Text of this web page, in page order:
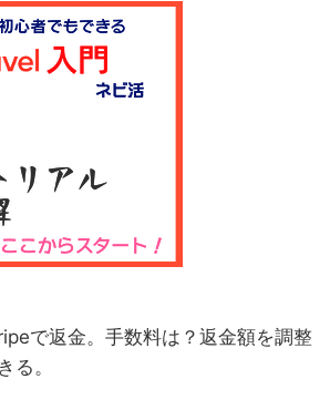
で返金。手数料は？返金額を調整
る。